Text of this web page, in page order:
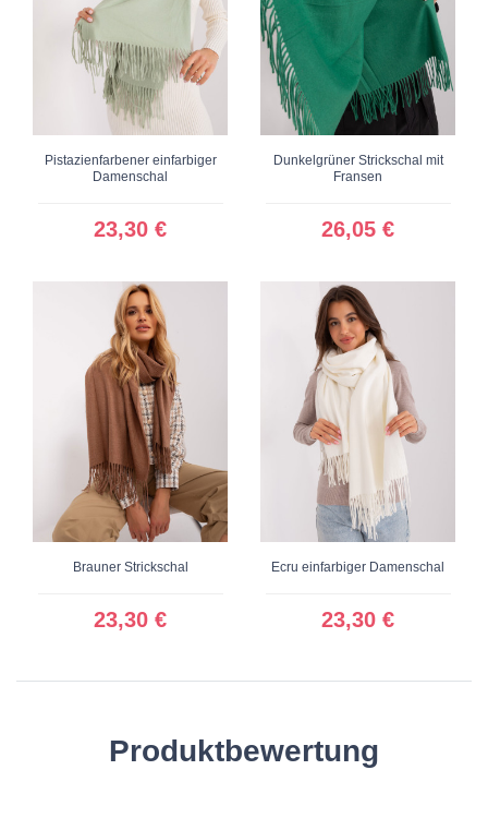
Pistazienfarbener einfarbiger
Damenschal
23,30 €
Dunkelgrüner Strickschal mit
Fransen
26,05 €
Brauner Strickschal
23,30 €
Ecru einfarbiger Damenschal
23,30 €
Produktbewertung